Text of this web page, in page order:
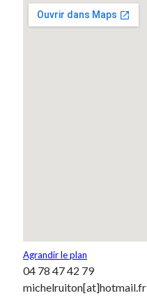
Agrandir le plan
04 78 47 42 79
michelruiton[at]hotmail.fr